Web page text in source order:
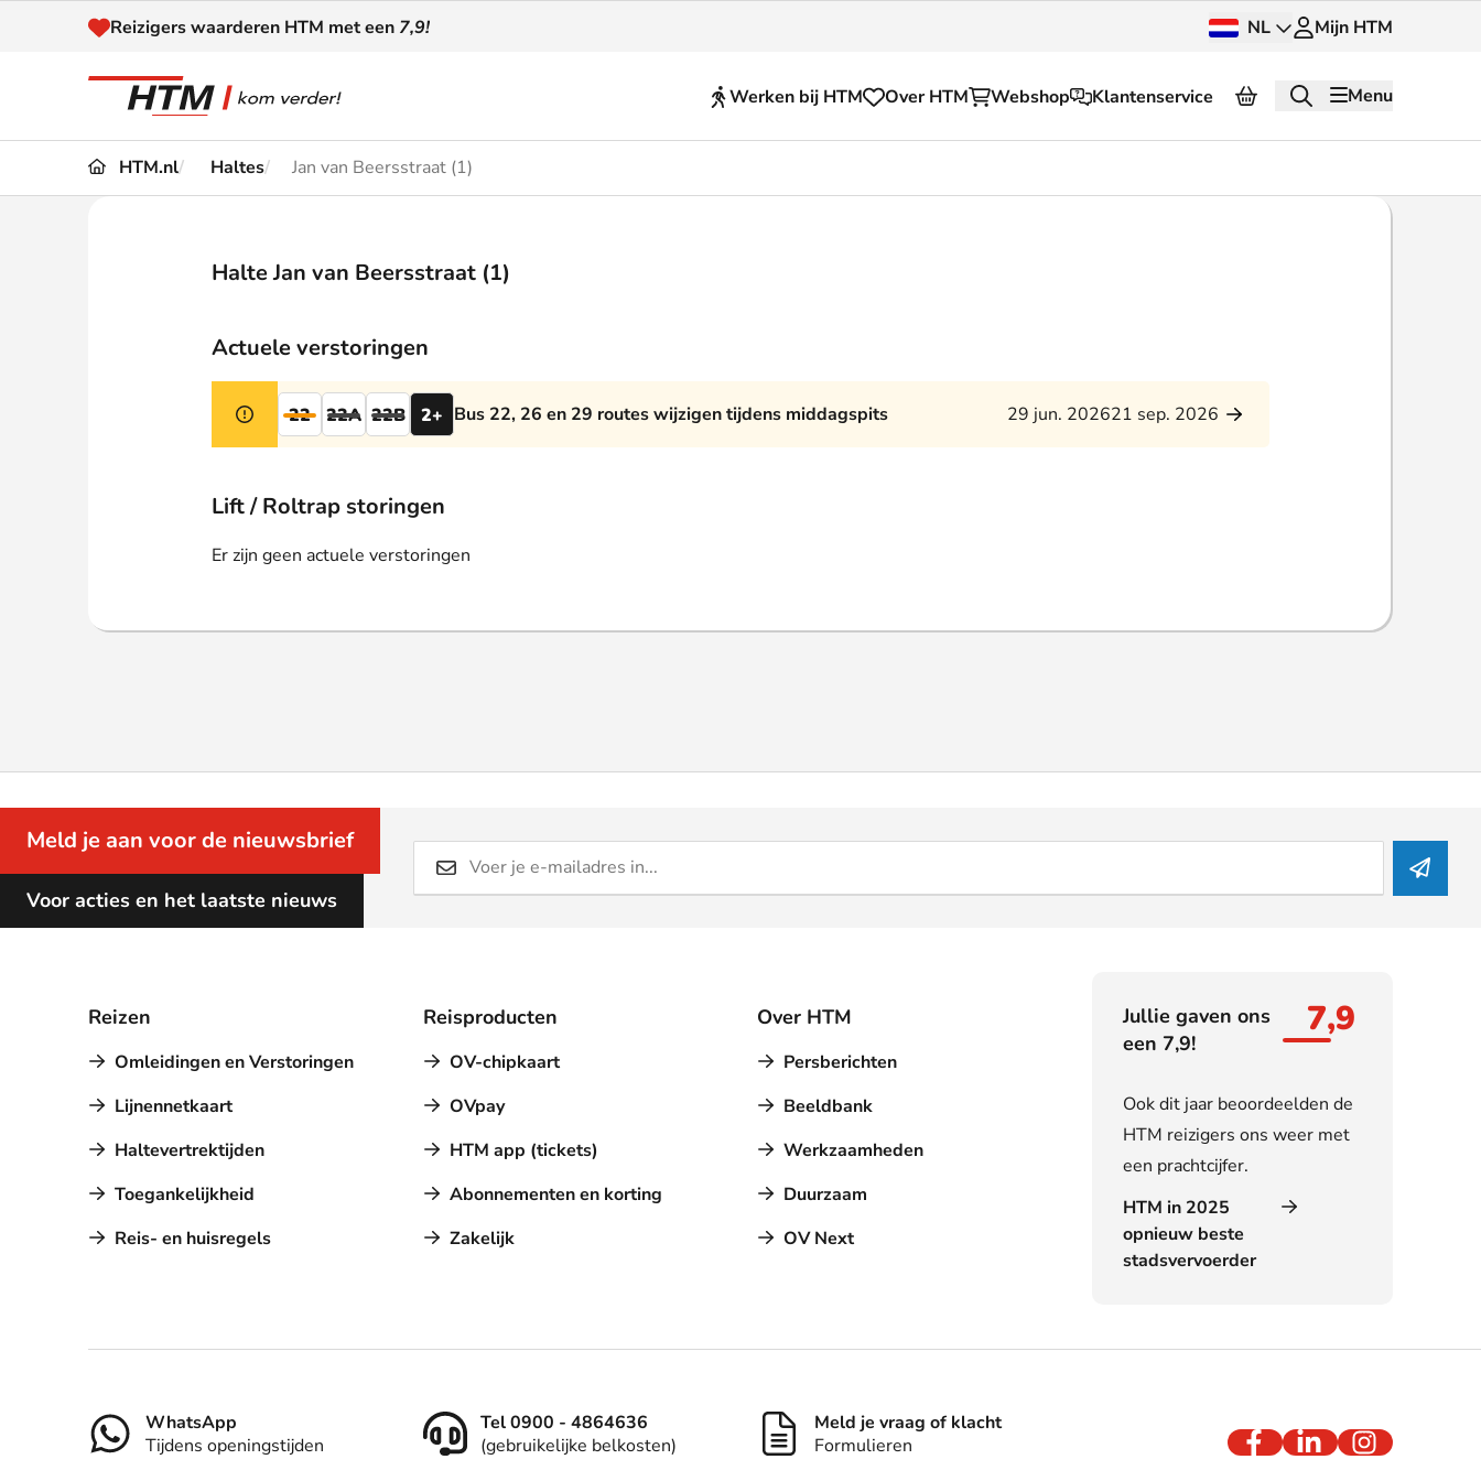
Naar inhoud
Reizigers waarderen HTM met een 7,9! NL Mijn HTM
Werken bij HTM Over HTM Webshop Klantenservice Menu
Omleidingen en
Klantenservice
Zakelijk
Klantenservice
HTM.nl Haltes Jan van Beersstraat (1)
Halte Jan van Beersstraat (1)
Actuele verstoringen
22 22A 22B 2+ Bus 22, 26 en 29 routes wijzigen tijdens middagspits 29 jun. 202621 sep. 2026
Lift / Roltrap storingen
Er zijn geen actuele verstoringen
Meld je aan voor de nieuwsbrief
Voor acties en het laatste nieuws
Reizen
Omleidingen en Verstoringen
Lijnennetkaart
Haltevertrektijden
Toegankelijkheid
Reis- en huisregels
Reisproducten
OV-chipkaart
OVpay
HTM app (tickets)
Abonnementen en korting
Zakelijk
Over HTM
Persberichten
Beeldbank
Werkzaamheden
Duurzaam
OV Next
Jullie gaven ons
een 7,9!
7,9
Ook dit jaar beoordeelden de
HTM reizigers ons weer met
een prachtcijfer.
HTM in 2025
opnieuw beste
stadsvervoerder
ContactWhatsApp
Tijdens openingstijden
Tel 0900 - 4864636
(gebruikelijke belkosten)
Meld je vraag of klacht
Formulieren